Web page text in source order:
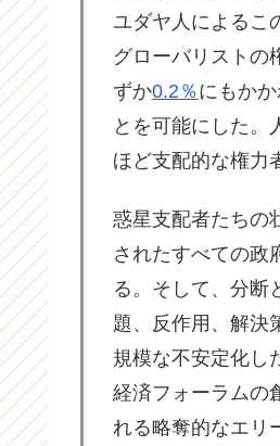
ユダヤ人によるこ
グローバリストの
ずか0.2％にもか
とを可能にした。
ほど支配的な権力
惑星支配者たちの
されたすべての政
る。そして、分断
題、反作用、解決
規模な不安定化し
経済フォーラムの
れる略奪的なエリ